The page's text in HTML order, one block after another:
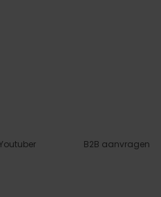
B2B aanvragen